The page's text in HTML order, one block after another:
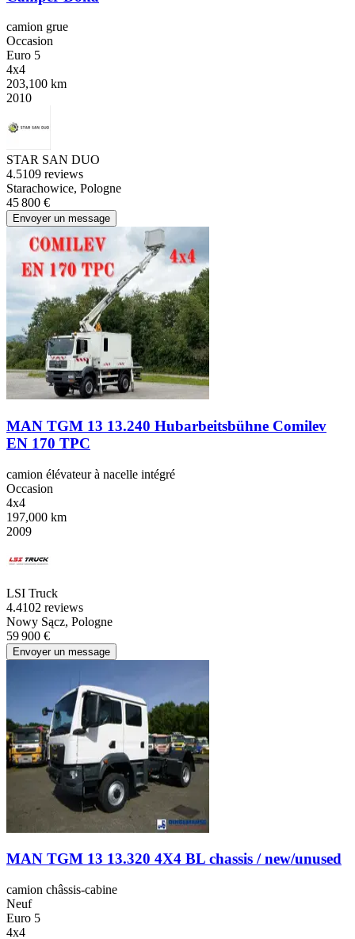
camion grue
Occasion
Euro 5
4x4
203,100 km
2010
STAR SAN DUO
4.5109 reviews
Starachowice, Pologne
45 800 €
Envoyer un message
MAN TGM 13 13.240 Hubarbeitsbühne Comilev
EN 170 TPC
camion élévateur à nacelle intégré
Occasion
4x4
197,000 km
2009
LSI Truck
4.4102 reviews
Nowy Sącz, Pologne
59 900 €
Envoyer un message
MAN TGM 13 13.320 4X4 BL chassis / new/unused
camion châssis-cabine
Neuf
Euro 5
4x4